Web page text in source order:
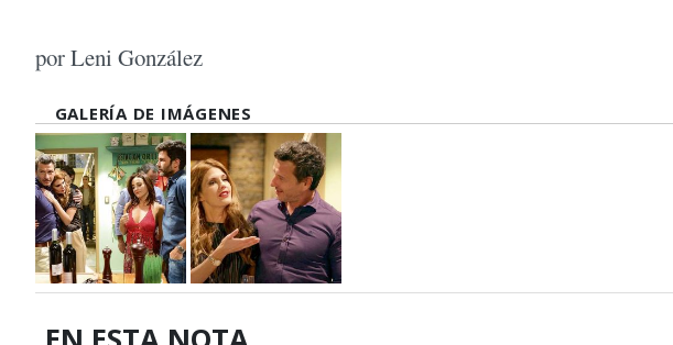
por Leni González
GALERÍA DE IMÁGENES